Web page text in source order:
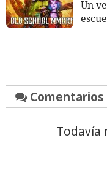
Un
Comentarios
Todavía